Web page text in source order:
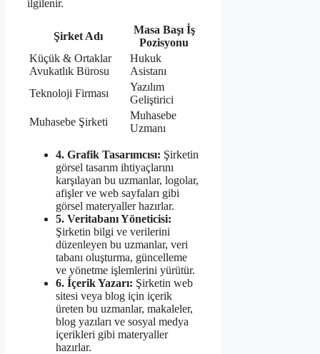
ilgilenir.
Şirket Adı
Masa Başı İş
Pozisyonu
Küçük & Ortaklar
Avukatlık Bürosu
Hukuk
Asistanı
Teknoloji Firması
Yazılım
Geliştirici
Muhasebe Şirketi
Muhasebe
Uzmanı
4. Grafik Tasarımcısı: Şirketin
görsel tasarım ihtiyaçlarını
karşılayan bu uzmanlar, logolar,
afişler ve web sayfaları gibi
görsel materyaller hazırlar.
5. Veritabanı Yöneticisi:
Şirketin bilgi ve verilerini
düzenleyen bu uzmanlar, veri
tabanı oluşturma, güncelleme
ve yönetme işlemlerini yürütür.
6. İçerik Yazarı: Şirketin web
sitesi veya blog için içerik
üreten bu uzmanlar, makaleler,
blog yazıları ve sosyal medya
içerikleri gibi materyaller
hazırlar.